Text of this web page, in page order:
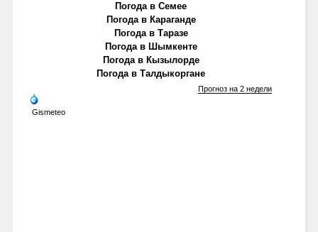
Погода в Семее
Погода в Караганде
Погода в Таразе
Погода в Шымкенте
Погода в Кызылорде
Погода в Талдыкоргане
Gismeteo
Прогноз на 2 недели